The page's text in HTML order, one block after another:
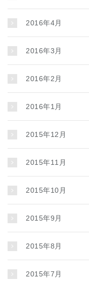
2016年4月
2016年3月
2016年2月
2016年1月
2015年12月
2015年11月
2015年10月
2015年9月
2015年8月
2015年7月